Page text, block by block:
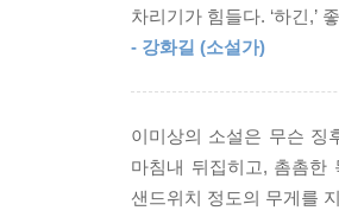
점점 더 빨라진다. 무감해
---「살인자들의 무덤」중
치심을 안겨주는 것일까.
카타르시스를 전해준다.
재현의 윤리를 따져 물을
불탄 진주 스웨터」는
악해서가 아니라 우리가
차리기가 힘들다. ‘하긴,’
- 강화길 (소설가)
이미상의 소설은 무슨 징
마침내 뒤집히고, 촘촘한
샌드위치 정도의 무게를